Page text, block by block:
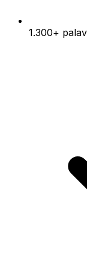
1.300+